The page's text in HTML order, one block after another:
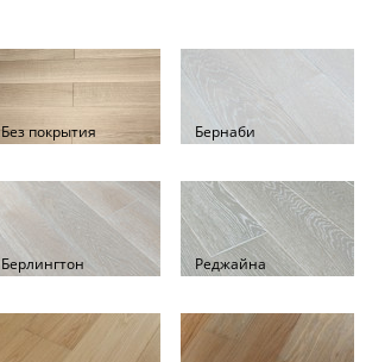
Без покрытия Бернаби
Берлингтон Реджайна